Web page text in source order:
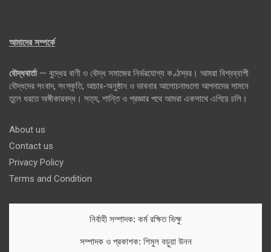
আমাদের সম্পর্কে
বৌদ্ধবার্তা— বুদ্ধের বাণী ও বৌদ্ধ সমাজের নির্ভরযোগ্য কণ্ঠস্বর। আমরা বিশ্বব্যাপী
বৌদ্ধদের সংবাদ, সংস্কৃতি, আচার-অনুষ্ঠান ও ভাবনার আলোচনাগুলো আপনাদের সামনে
তুলে ধরতে অঙ্গীকারবদ্ধ। সত্য, শান্তি ও প্রজ্ঞার পথে আমরা একসাথে এগিয়ে চলি।
About us
Contact us
Privacy Policy
Terms and Condition
নির্বাহী সম্পাদক: কর্ম রক্ষিত ভিক্ষু
সম্পাদক ও প্রকাশক: শিমুল বড়ুয়া উনন